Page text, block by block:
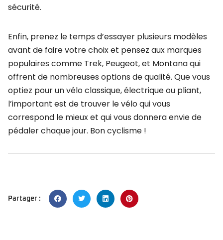
sécurité.
Enfin, prenez le temps d’essayer plusieurs modèles
avant de faire votre choix et pensez aux marques
populaires comme Trek, Peugeot, et Montana qui
offrent de nombreuses options de qualité. Que vous
optiez pour un vélo classique, électrique ou pliant,
l’important est de trouver le vélo qui vous
correspond le mieux et qui vous donnera envie de
pédaler chaque jour. Bon cyclisme !
Partager :